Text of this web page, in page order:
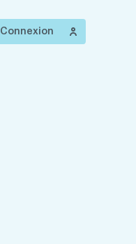
Connexion